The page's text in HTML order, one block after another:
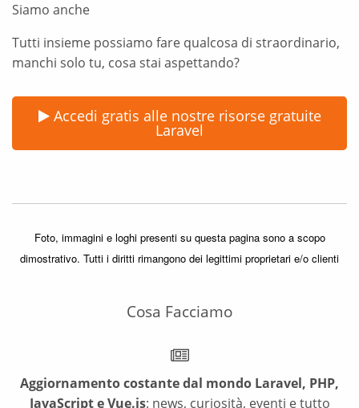
Siamo anche
Tutti insieme possiamo fare qualcosa di straordinario,
manchi solo tu, cosa stai aspettando?
Accedi gratis alle nostre risorse gratuite
Laravel
Foto, immagini e loghi presenti su questa pagina sono a scopo
dimostrativo. Tutti i diritti rimangono dei legittimi proprietari e/o clienti
Cosa Facciamo
Aggiornamento costante dal mondo Laravel, PHP,
JavaScript e Vue.js: news, curiosità, eventi e tutto